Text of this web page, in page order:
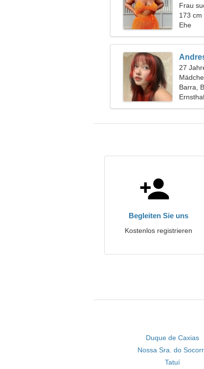
Frau
173 cm
Ehe
27
Barra,
Begleiten Sie uns
Kostenlos registrieren
Duque de Caxias
Nossa Sra. do
Tatuí